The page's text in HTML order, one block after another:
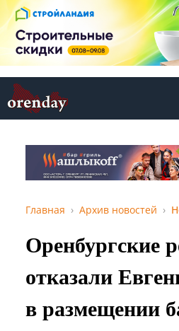
Главная Архив новостей
Оренбургские
отказали
в размещении